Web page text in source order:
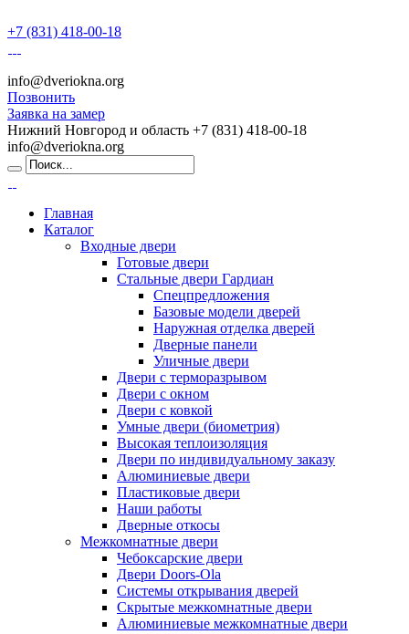
+7 (831) 418-00-18
info@dveriokna.org
Позвонить
Заявка на замер
Нижний Новгород и область +7 (831) 418-00-18
info@dveriokna.org
Главная
Каталог
Входные двери
Готовые двери
Стальные двери Гардиан
Спецпредложения
Базовые модели дверей
Наружная отделка дверей
Дверные панели
Уличные двери
Двери с терморазрывом
Двери с окном
Двери с ковкой
Умные двери (биометрия)
Высокая теплоизоляция
Двери по индивидуальному заказу
Алюминиевые двери
Пластиковые двери
Наши работы
Дверные откосы
Межкомнатные двери
Чебоксарские двери
Двери Doors-Ola
Системы открывания дверей
Скрытые межкомнатные двери
Алюминиевые межкомнатные двери